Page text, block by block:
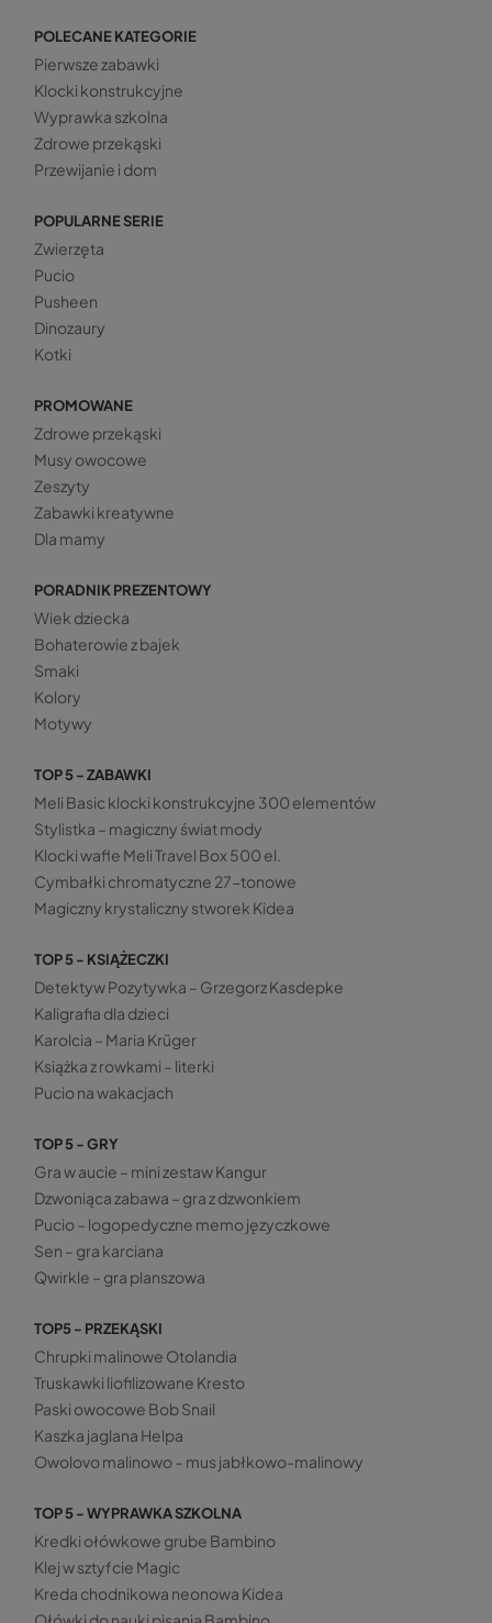
POLECANE KATEGORIE
Pierwsze zabawki
Klocki konstrukcyjne
Wyprawka szkolna
Zdrowe przekąski
Przewijanie i dom
POPULARNE SERIE
Zwierzęta
Pucio
Pusheen
Dinozaury
Kotki
PROMOWANE
Zdrowe przekąski
Musy owocowe
Zeszyty
Zabawki kreatywne
Dla mamy
PORADNIK PREZENTOWY
Wiek dziecka
Bohaterowie z bajek
Smaki
Kolory
Motywy
TOP 5 - ZABAWKI
Meli Basic klocki konstrukcyjne 300 elementów
Stylistka – magiczny świat mody
Klocki wafle Meli Travel Box 500 el.
Cymbałki chromatyczne 27-tonowe
Magiczny krystaliczny stworek Kidea
TOP 5 - KSIĄŻECZKI
Detektyw Pozytywka – Grzegorz Kasdepke
Kaligrafia dla dzieci
Karolcia – Maria Krüger
Książka z rowkami – literki
Pucio na wakacjach
TOP 5 - GRY
Gra w aucie – mini zestaw Kangur
Dzwoniąca zabawa – gra z dzwonkiem
Pucio – logopedyczne memo języczkowe
Sen – gra karciana
Qwirkle – gra planszowa
TOP5 - PRZEKĄSKI
Chrupki malinowe Otolandia
Truskawki liofilizowane Kresto
Paski owocowe Bob Snail
Kaszka jaglana Helpa
Owolovo malinowo – mus jabłkowo-malinowy
TOP 5 - WYPRAWKA SZKOLNA
Kredki ołówkowe grube Bambino
Klej w sztyfcie Magic
Kreda chodnikowa neonowa Kidea